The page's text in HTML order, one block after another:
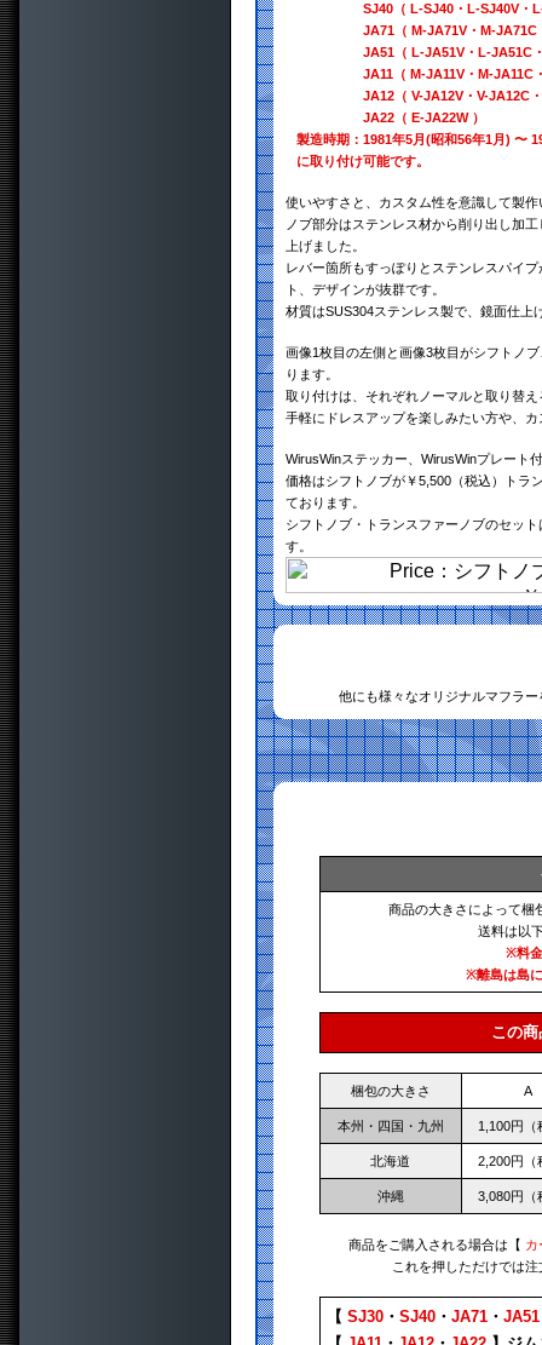
SJ40（ L-SJ40・L-SJ40V・L-
JA71（ M-JA71V・M-JA71C
JA51（ L-JA51V・L-JA51C・
JA11（ M-JA11V・M-JA11C・V-
JA12（ V-JA12V・V-JA12C・
JA22（ E-JA22W ）
製造時期：1981年5月(昭和56年1月) 〜
に取り付け可能です。
使いやすさと、カスタム性を意識して製
ノブ部分はステンレス材から削り出し加
上げました。
レバー箇所もすっぽりとステンレスパイ
ト、デザインが抜群です。
材質はSUS304ステンレス製で、鏡面仕
画像1枚目の左側と画像3枚目がシフトノ
ります。
取り付けは、それぞれノーマルと取り替
手軽にドレスアップを楽しみたい方や、
WirusWinステッカー、WirusWinプレート
価格はシフトノブが￥5,500（税込）トラ
ております。
シフトノブ・トランスファーノブのセッ
す。
他にも様々なオリジナルマフラ
商品の大きさによって梱
送料は以
※料
※離島は島
この
梱包の大きさ A
本州・四国・九州 1,100円（
北海道 2,200円（
沖縄 3,080円（
商品をご購入される場合は【 カ
これを押しただけでは
【 SJ30・ SJ40・ JA71・ JA51